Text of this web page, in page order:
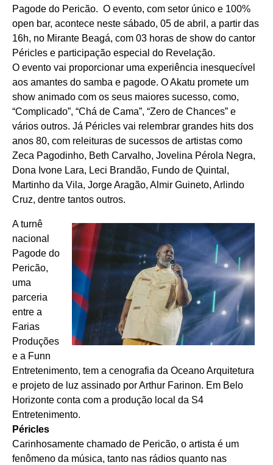
Pagode do Pericão. O evento, com setor único e 100%
open bar, acontece neste sábado, 05 de abril, a partir das
16h, no Mirante Beagá, com 03 horas de show do cantor
Péricles e participação especial do Revelação.
O evento vai proporcionar uma experiência inesquecível
aos amantes do samba e pagode. O Akatu promete um
show animado com os seus maiores sucesso, como,
“Complicado”, “Chá de Cama”, “Zero de Chances” e
vários outros. Já Péricles vai relembrar grandes hits dos
anos 80, com releituras de sucessos de artistas como
Zeca Pagodinho, Beth Carvalho, Jovelina Pérola Negra,
Dona Ivone Lara, Leci Brandão, Fundo de Quintal,
Martinho da Vila, Jorge Aragão, Almir Guineto, Arlindo
Cruz, dentre tantos outros.
A turnê
nacional
Pagode do
Pericão,
uma
parceria
entre a
Farias
Produções
e a Funn
Entretenimento, tem a cenografia da Oceano Arquitetura
e projeto de luz assinado por Arthur Farinon. Em Belo
Horizonte conta com a produção local da S4
Entretenimento.
Péricles
Carinhosamente chamado de Pericão, o artista é um
fenômeno da música, tanto nas rádios quanto nas